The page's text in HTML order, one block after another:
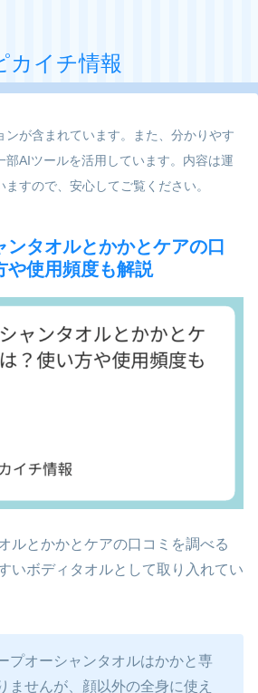
カイチ情報
ンが含まれています。また、分かりやす
部AIツールを活用しています。内容は運
すので、安心してご覧ください。
ンタオルとかかとケアの口
や使用頻度も解説
ルとかかとケアの口コミを調べる
いボディタオルとして取り入れてい
プオーシャンタオルはかかと専
ませんが、顔以外の全身に使え